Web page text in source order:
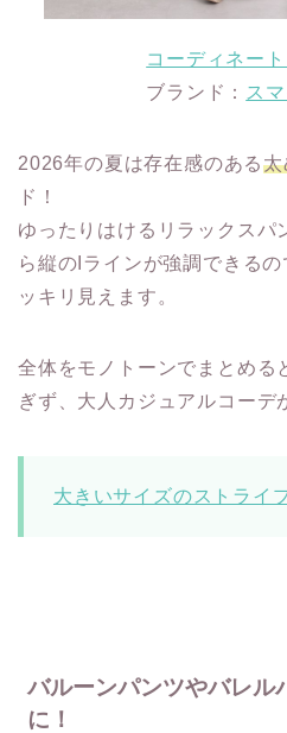
コーディネー
ブランド： ス
2026年の夏は存在感のある太
ド！
ゆったりはけるリラックスパ
ら縦のIラインが強調できる
ッキリ見えます。
全体をモノトーンでまとめる
ぎず、大人カジュアルコー
大きいサイズのストライ
バルーンパンツやバレル
に！